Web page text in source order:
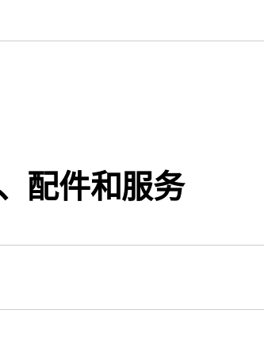
配件和服务